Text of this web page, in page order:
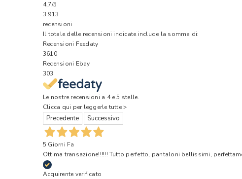
4,7/5
3.913
recensioni
Il totale delle recensioni indicate include la somma di:
Recensioni Feedaty
3610
Recensioni Ebay
303
Le nostre recensioni a 4 e 5 stelle.
Clicca qui per leggerle tutte >
Precedente Successivo
5 Giorni Fa
Ottima transazione!!!!!! Tutto perfetto, pantaloni bellissimi,
Acquirente verificato